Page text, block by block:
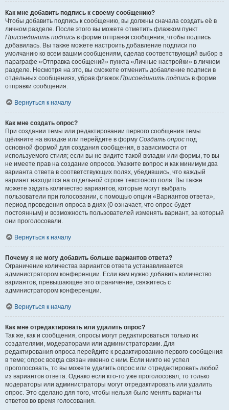
Как мне добавить подпись к своему сообщению?
Чтобы добавить подпись к сообщению, вы должны сначала создать её в
личном разделе. После этого вы можете отметить флажком пункт
Присоединить подпись в форме отправки сообщения, чтобы подпись
добавилась. Вы также можете настроить добавление подписи по
умолчанию ко всем вашим сообщениям, сделав соответствующий выбор в
параграфе «Отправка сообщений» пункта «Личные настройки» в личном
разделе. Несмотря на это, вы сможете отменить добавление подписи в
отдельных сообщениях, убрав флажок Присоединить подпись в форме
отправки сообщения.
Вернуться к началу
Как мне создать опрос?
При создании темы или редактировании первого сообщения темы
щёлкните на вкладке или перейдите в форму Создать опрос под
основной формой для создания сообщения, в зависимости от
используемого стиля; если вы не видите такой вкладки или формы, то вы
не имеете прав на создание опросов. Укажите вопрос и как минимум два
варианта ответа в соответствующих полях, убедившись, что каждый
вариант находится на отдельной строке текстового поля. Вы также
можете задать количество вариантов, которые могут выбрать
пользователи при голосовании, с помощью опции «Вариантов ответа»,
период проведения опроса в днях (0 означает, что опрос будет
постоянным) и возможность пользователей изменять вариант, за который
они проголосовали.
Вернуться к началу
Почему я не могу добавить больше вариантов ответа?
Ограничение количества вариантов ответа устанавливается
администратором конференции. Если вам нужно добавить количество
вариантов, превышающее это ограничение, свяжитесь с
администратором конференции.
Вернуться к началу
Как мне отредактировать или удалить опрос?
Так же, как и сообщения, опросы могут редактироваться только их
создателями, модераторами или администраторами. Для
редактирования опроса перейдите к редактированию первого сообщения
в теме; опрос всегда связан именно с ним. Если никто не успел
проголосовать, то вы можете удалить опрос или отредактировать любой
из вариантов ответа. Однако если кто-то уже проголосовал, то только
модераторы или администраторы могут отредактировать или удалить
опрос. Это сделано для того, чтобы нельзя было менять варианты
ответов во время голосования.